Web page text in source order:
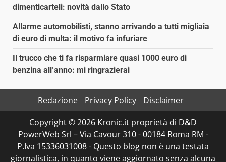
dimenticarteli: novità dallo Stato
Allarme automobilisti, stanno arrivando a tutti migliaia
di euro di multa: il motivo fa infuriare
Il trucco che ti fa risparmiare quasi 1000 euro di
benzina all’anno: mi ringrazierai
Redazione Privacy Policy
Disclaimer
Copyright © 2026 Kronic.it proprietà di D&D
PowerWeb Srl – Via Cavour 310 - 00184 Roma RM -
P.Iva 15336031008 - Questo blog non è una testata
giornalistica, in quanto viene aggiornato senza alcuna